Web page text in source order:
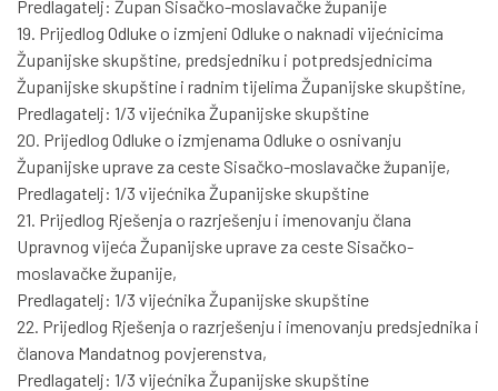
Predlagatelj: Župan Sisačko-moslavačke županije
19. Prijedlog Odluke o izmjeni Odluke o naknadi vijećnicima
Županijske skupštine, predsjedniku i potpredsjednicima
Županijske skupštine i radnim tijelima Županijske skupštine,
Predlagatelj: 1/3 vijećnika Županijske skupštine
20. Prijedlog Odluke o izmjenama Odluke o osnivanju
Županijske uprave za ceste Sisačko-moslavačke županije,
Predlagatelj: 1/3 vijećnika Županijske skupštine
21. Prijedlog Rješenja o razrješenju i imenovanju člana
Upravnog vijeća Županijske uprave za ceste Sisačko-
moslavačke županije,
Predlagatelj: 1/3 vijećnika Županijske skupštine
22. Prijedlog Rješenja o razrješenju i imenovanju predsjednika i
članova Mandatnog povjerenstva,
Predlagatelj: 1/3 vijećnika Županijske skupštine